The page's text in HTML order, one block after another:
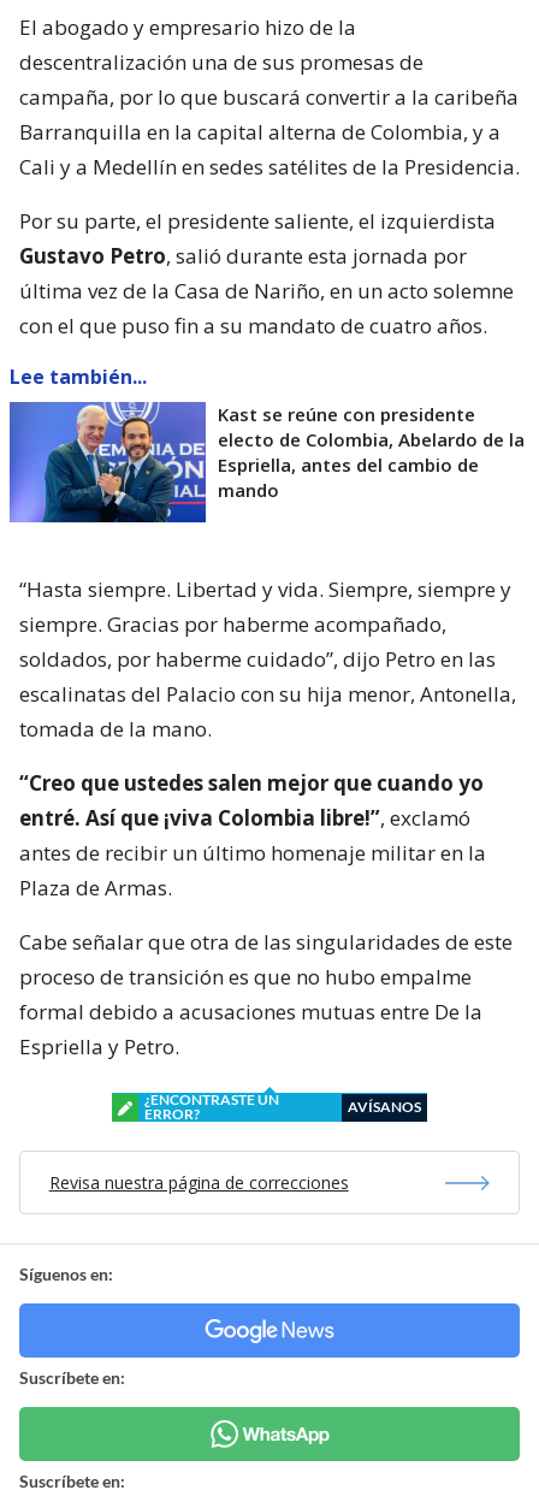
El abogado y empresario hizo de la
descentralización una de sus promesas de
campaña, por lo que buscará convertir a la caribeña
Barranquilla en la capital alterna de Colombia, y a
Cali y a Medellín en sedes satélites de la Presidencia.
Por su parte, el presidente saliente, el izquierdista
Gustavo Petro, salió durante esta jornada por
última vez de la Casa de Nariño, en un acto solemne
con el que puso fin a su mandato de cuatro años.
Lee también...
Kast se reúne con presidente
electo de Colombia, Abelardo de la
Espriella, antes del cambio de
mando
“Hasta siempre. Libertad y vida. Siempre, siempre y
siempre. Gracias por haberme acompañado,
soldados, por haberme cuidado”, dijo Petro en las
escalinatas del Palacio con su hija menor, Antonella,
tomada de la mano.
“Creo que ustedes salen mejor que cuando yo
entré. Así que ¡viva Colombia libre!”, exclamó
antes de recibir un último homenaje militar en la
Plaza de Armas.
Cabe señalar que otra de las singularidades de este
proceso de transición es que no hubo empalme
formal debido a acusaciones mutuas entre De la
Espriella y Petro.
¿ENCONTRASTE UN
ERROR?
AVÍSANOS
Revisa nuestra página de correcciones
Síguenos en:
Suscríbete en:
Suscríbete en: